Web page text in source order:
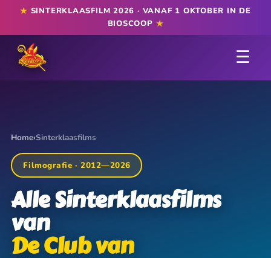
★ SINTERKLAASFILM 2026 · VANAF 1 OKTOBER IN DE
BIOSCOOP ★
☰
Home›Sinterklaasfilms
Filmografie · 2012—2026
Alle Sinterklaasfilms
van
De Club van